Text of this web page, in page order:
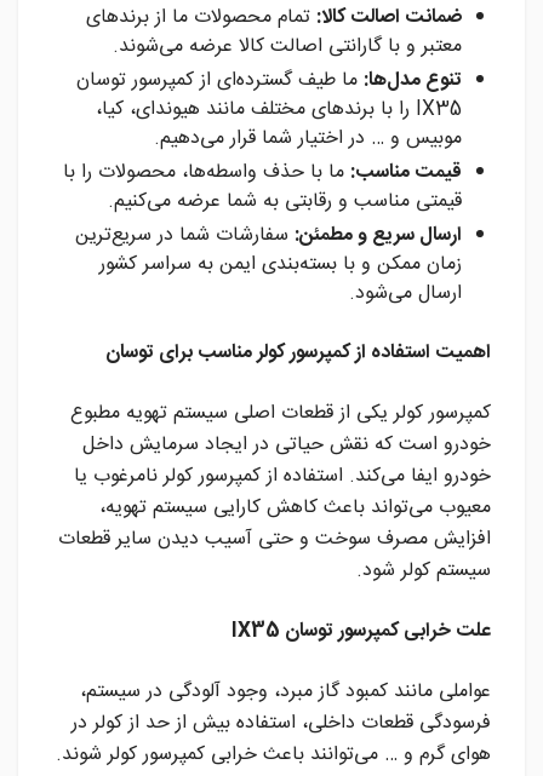
ضمانت اصالت کالا: تمام محصولات ما از برندهای
معتبر و با گارانتی اصالت کالا عرضه می‌شوند.
تنوع مدل‌ها: ما طیف گسترده‌ای از کمپرسور توسان
IX35 را با برندهای مختلف مانند هیوندای، کیا،
موبیس و … در اختیار شما قرار می‌دهیم.
قیمت مناسب: ما با حذف واسطه‌ها، محصولات را با
قیمتی مناسب و رقابتی به شما عرضه می‌کنیم.
ارسال سریع و مطمئن: سفارشات شما در سریع‌ترین
زمان ممکن و با بسته‌بندی ایمن به سراسر کشور
ارسال می‌شود.
اهمیت استفاده از کمپرسور کولر مناسب برای توسان
کمپرسور کولر یکی از قطعات اصلی سیستم تهویه مطبوع
خودرو است که نقش حیاتی در ایجاد سرمایش داخل
خودرو ایفا می‌کند. استفاده از کمپرسور کولر نامرغوب یا
معیوب می‌تواند باعث کاهش کارایی سیستم تهویه،
افزایش مصرف سوخت و حتی آسیب دیدن سایر قطعات
سیستم کولر شود.
علت خرابی کمپرسور توسان IX35
عواملی مانند کمبود گاز مبرد، وجود آلودگی در سیستم،
فرسودگی قطعات داخلی، استفاده بیش از حد از کولر در
هوای گرم و … می‌توانند باعث خرابی کمپرسور کولر شوند.